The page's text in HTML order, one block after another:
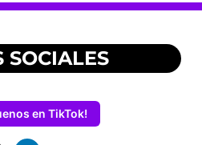
SOCIALES
en TikTok!